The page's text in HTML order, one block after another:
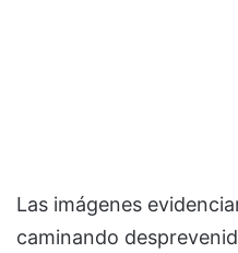
Las imágenes
caminando